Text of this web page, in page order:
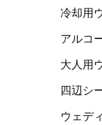
冷却用
アルコ
大人用
四辺シ
ウェデ